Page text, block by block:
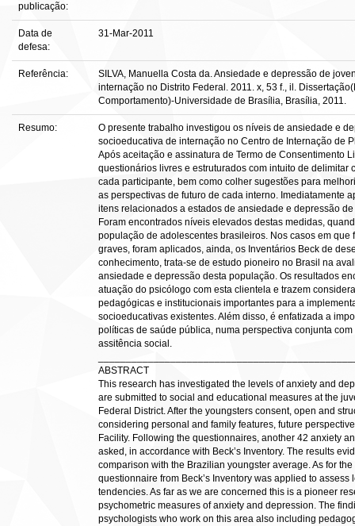
publicação:
Data de
defesa:
31-Mar-2011
Referência:
SILVA, Manuella Costa da. Ansiedade e depressão de
internação no Distrito Federal. 2011. x, 53 f., il.
Comportamento)-Universidade de Brasília, Brasília, 2011.
Resumo:
O presente trabalho investigou os níveis de ansiedade e
socioeducativa de internação no Centro de Internação de
Após aceitação e assinatura de Termo de Consentimento
questionários livres e estruturados com intuito de delimitar
cada participante, bem como colher sugestões para
as perspectivas de futuro de cada interno. Imediatamente
itens relacionados a estados de ansiedade e depressão
Foram encontrados níveis elevados destas medidas,
população de adolescentes brasileiros. Nos casos em
graves, foram aplicados, ainda, os Inventários Beck de
conhecimento, trata-se de estudo pioneiro no Brasil na
ansiedade e depressão desta população. Os resultados
atuação do psicólogo com esta clientela e trazem
pedagógicas e institucionais importantes para a
socioeducativas existentes. Além disso, é enfatizada a
políticas de saúde pública, numa perspectiva conjunta
assitência social.
ABSTRACT
This research has investigated the levels of anxiety and
are submitted to social and educational measures at the
Federal District. After the youngsters consent, open and
considering personal and family features, future
Facility. Following the questionnaires, another 42 anxiety
asked, in accordance with Beck’s Inventory. The results
comparison with the Brazilian youngster average. As for
questionnaire from Beck’s Inventory was applied to
tendencies. As far as we are concerned this is a pioneer
psychometric measures of anxiety and depression. The
psychologists who work on this area also including